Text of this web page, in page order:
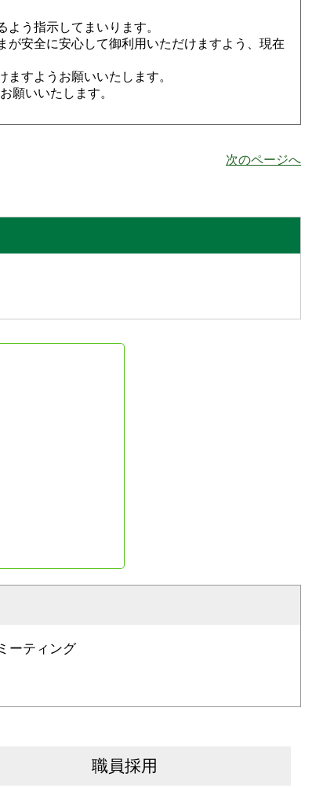
う指示してまいります。
安全に安心して御利用いただけますよう、現在
すようお願いいたします。
願いいたします。
次のページへ
ーティング
職員採用